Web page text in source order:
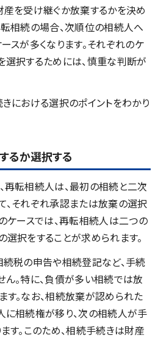
を受け継ぐか放棄するかを決め
相続の場合、次順位の相続人へ
スが多くなります。それぞれのケ
選択するためには、慎重な判断が
における選択のポイントをわかり
るか選択する
転相続人は、最初の相続と二次
それぞれ承認または放棄の選択
ケースでは、再転相続人は二つの
択をすることが求められます。
税の申告や相続登記など、手続
。特に、負債が多い相続では放
。なお、相続放棄が認められた
に相続権が移り、次の相続人が手
す。このため、相続手続きは財産